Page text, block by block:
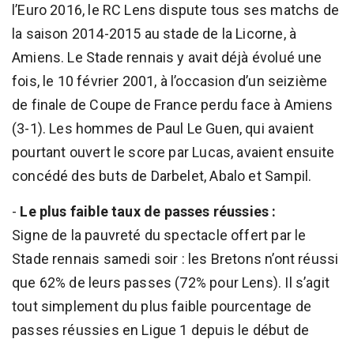
l’Euro 2016, le RC Lens dispute tous ses matchs de
la saison 2014-2015 au stade de la Licorne, à
Amiens. Le Stade rennais y avait déjà évolué une
fois, le 10 février 2001, à l’occasion d’un seizième
de finale de Coupe de France perdu face à Amiens
(3-1). Les hommes de Paul Le Guen, qui avaient
pourtant ouvert le score par Lucas, avaient ensuite
concédé des buts de Darbelet, Abalo et Sampil.
- Le plus faible taux de passes réussies :
Signe de la pauvreté du spectacle offert par le
Stade rennais samedi soir : les Bretons n’ont réussi
que 62% de leurs passes (72% pour Lens). Il s’agit
tout simplement du plus faible pourcentage de
passes réussies en Ligue 1 depuis le début de